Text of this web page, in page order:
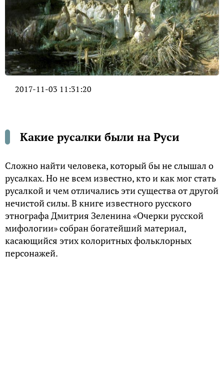
2017-11-03 11:31:20
Какие русалки были на Руси
Сложно найти человека, который бы не слышал о
русалках. Но не всем известно, кто и как мог стать
русалкой и чем отличались эти существа от другой
нечистой силы. В книге известного русского
этнографа Дмитрия Зеленина «Очерки русской
мифологии» собран богатейший материал,
касающийся этих колоритных фольклорных
персонажей.